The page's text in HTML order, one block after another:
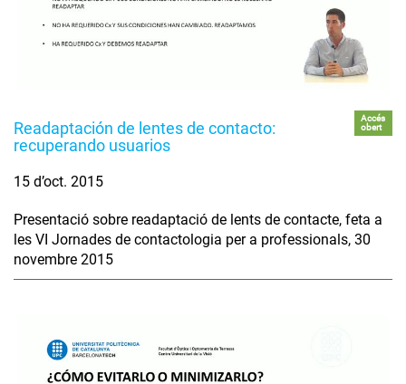
Readaptación de lentes de contacto:
recuperando usuarios
Accés
obert
15 d’oct. 2015
Presentació sobre readaptació de lents de contacte, feta a
les VI Jornades de contactologia per a professionals, 30
novembre 2015